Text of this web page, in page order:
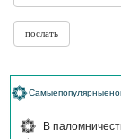
В